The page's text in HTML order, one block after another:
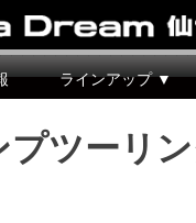
六丁の目
ンダバイク専売店
ラインアップ ▼
プツーリ